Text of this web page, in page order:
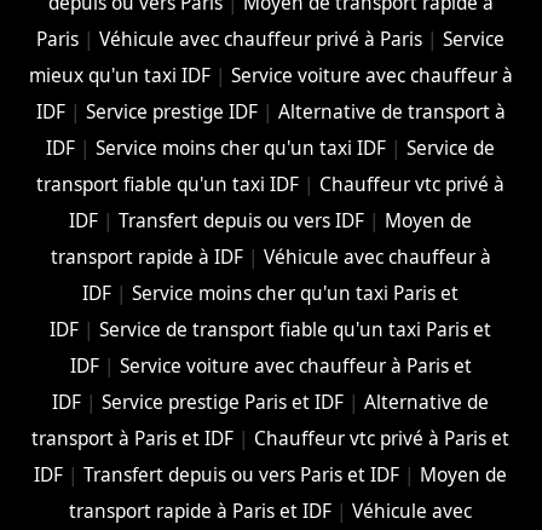
Paris |Véhicule avec chauffeur privé à Paris |Service
mieux qu'un taxi IDF| Service voiture avec chauffeur à
IDF| Service prestige IDF| Alternative de transport à
IDF |Service moins cher qu'un taxi IDF |Service de
transport fiable qu'un taxi IDF | Chauffeur vtc privé à
IDF |Transfert depuis ou vers IDF | Moyen de
transport rapide à IDF| Véhicule avec chauffeur à
IDF |Service moins cher qu'un taxi Paris et
IDF |Service de transport fiable qu'un taxi Paris et
IDF| Service voiture avec chauffeur à Paris et
IDF |Service prestige Paris et IDF |Alternative de
transport à Paris et IDF | Chauffeur vtc privé à Paris et
IDF |Transfert depuis ou vers Paris et IDF | Moyen de
transport rapide à Paris et IDF |Véhicule avec